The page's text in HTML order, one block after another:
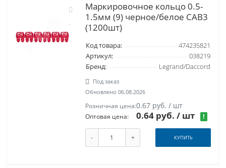
Маркировочное кольцо 0.5-
1.5мм (9) черное/белое CAB3
(1200шт)
Код товара:
474235821
Артикул:
038219
Бренд:
Legrand/Daccord
Под заказ
Обновлено 06.08.2026
Розничная цена:0.67 руб. / шт
Оптовая цена: 0.64 руб./ шт !
- + КУПИТЬ